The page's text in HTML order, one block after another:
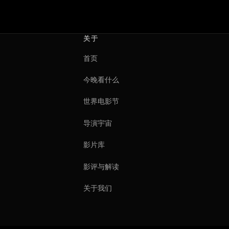
关于
首页
今晚看什么
世界电影节
导演宇宙
影片库
影评与解读
关于我们